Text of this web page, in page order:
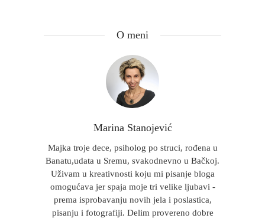
O meni
Marina Stanojević
Majka troje dece, psiholog po struci, rođena u
Banatu,udata u Sremu, svakodnevno u Bačkoj.
Uživam u kreativnosti koju mi pisanje bloga
omogućava jer spaja moje tri velike ljubavi -
prema isprobavanju novih jela i poslastica,
pisanju i fotografiji. Delim provereno dobre